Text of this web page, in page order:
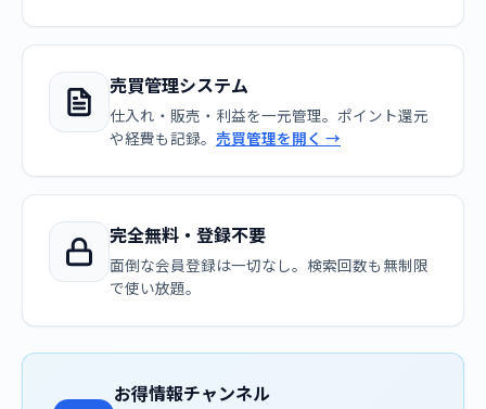
売買管理システム
仕入れ・販売・利益を一元管理。ポイント還元
や経費も記録。 売買管理を開く →
完全無料・登録不要
面倒な会員登録は一切なし。検索回数も無制限
で使い放題。
お得情報チャンネル